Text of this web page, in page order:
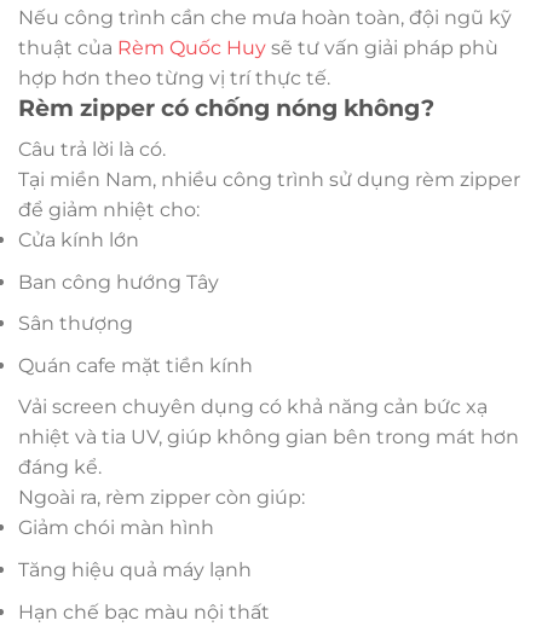
Nếu công trình cần che mưa hoàn toàn, đội ngũ kỹ
thuật của Rèm Quốc Huy sẽ tư vấn giải pháp phù
hợp hơn theo từng vị trí thực tế.
Rèm zipper có chống nóng không?
Câu trả lời là có.
Tại miền Nam, nhiều công trình sử dụng rèm zipper
để giảm nhiệt cho:
Cửa kính lớn
Ban công hướng Tây
Sân thượng
Quán cafe mặt tiền kính
Vải screen chuyên dụng có khả năng cản bức xạ
nhiệt và tia UV, giúp không gian bên trong mát hơn
đáng kể.
Ngoài ra, rèm zipper còn giúp:
Giảm chói màn hình
Tăng hiệu quả máy lạnh
Hạn chế bạc màu nội thất